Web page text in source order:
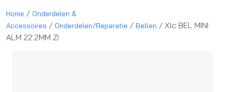
Home / Onderdelen &
Accessoires / Onderdelen/Reparatie / Bellen / Xlc BEL MINI
ALM 22.2MM ZI